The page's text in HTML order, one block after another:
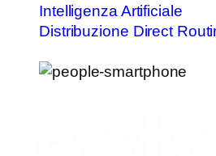
Intelligenza Artificiale
Distribuzione Direct